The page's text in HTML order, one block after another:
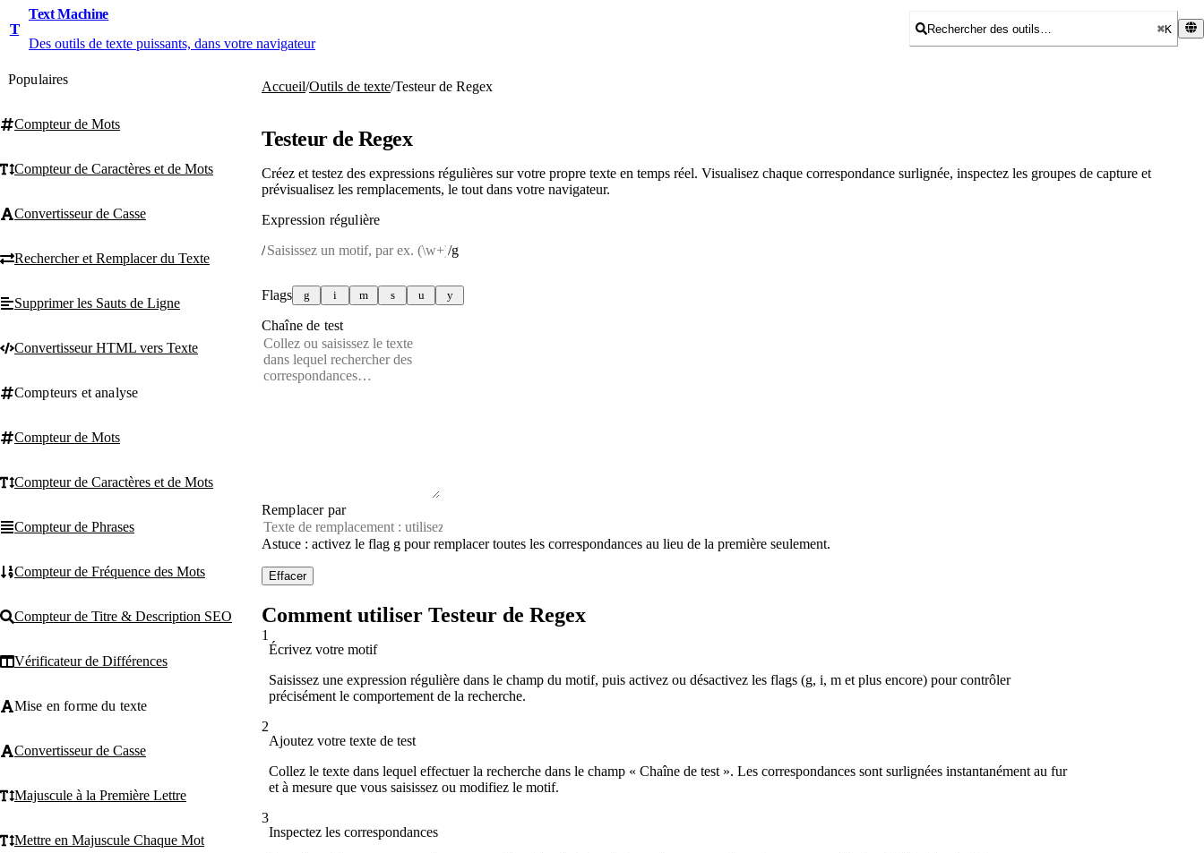
T
Text Machine
Des outils de texte puissants, dans votre navigateur
Rechercher des outils… ⌘K
Populaires
Compteur de Mots
Compteur de Caractères et de Mots
Convertisseur de Casse
Rechercher et Remplacer du Texte
Supprimer les Sauts de Ligne
Convertisseur HTML vers Texte
Compteurs et analyse
Compteur de Mots
Compteur de Caractères et de Mots
Compteur de Phrases
Compteur de Fréquence des Mots
Compteur de Titre & Description SEO
Vérificateur de Différences
Mise en forme du texte
Convertisseur de Casse
Majuscule à la Première Lettre
Mettre en Majuscule Chaque Mot
Accueil/Outils de texte/Testeur de Regex
Testeur de Regex
Créez et testez des expressions régulières sur votre propre texte en temps réel. Visualisez chaque correspondance surlignée, inspectez les groupes de capture et
prévisualisez les remplacements, le tout dans votre navigateur.
Expression régulière
/
/g
Flags g i m s u y
Chaîne de test
Remplacer par
Astuce : activez le flag g pour remplacer toutes les correspondances au lieu de la première seulement.
Effacer
Comment utiliser Testeur de Regex
1
Écrivez votre motif
Saisissez une expression régulière dans le champ du motif, puis activez ou désactivez les flags (g, i, m et plus encore) pour contrôler
précisément le comportement de la recherche.
2
Ajoutez votre texte de test
Collez le texte dans lequel effectuer la recherche dans le champ « Chaîne de test ». Les correspondances sont surlignées instantanément au fur
et à mesure que vous saisissez ou modifiez le motif.
3
Inspectez les correspondances